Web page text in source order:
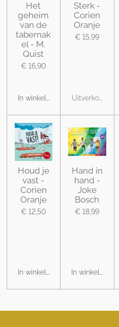
Het
geheim
van de
tabernak
el - M.
Quist
€ 16,90
In winkelwagen
Sterk -
Corien
Oranje
€ 15,99
Uitverkocht
Houd je
vast -
Corien
Oranje
€ 12,50
In winkelwagen
Hand in
hand -
Joke
Bosch
€ 18,99
In winkelwagen